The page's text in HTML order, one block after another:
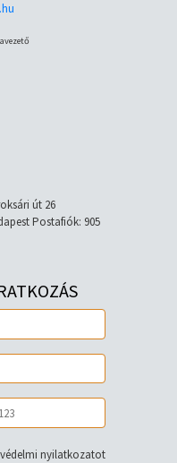
út 26
Postafiók: 905
nyilatkozatot